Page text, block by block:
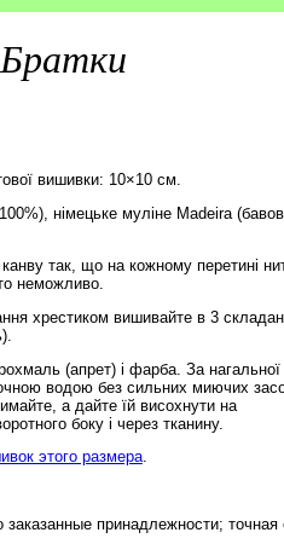
Братки
вишивки: 10×10 см.
німецьке муліне Madeira
так, що на кожному перетині
неможливо.
хрестиком вишивайте в 3
(апрет) і фарба. За нагальної
водою без сильних миючих
а дайте їй висохнути на
боку і через тканину.
этого размера.
принадлежности; точная